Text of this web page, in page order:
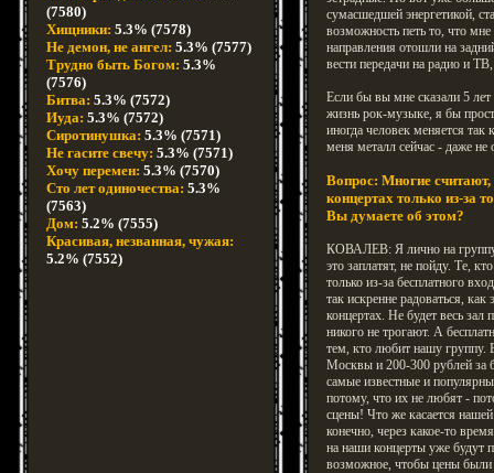
(7580)
Хищники: 5.3% (7578)
Не демон, не ангел: 5.3% (7577)
Трудно быть Богом: 5.3%
(7576)
Битва: 5.3% (7572)
Иуда: 5.3% (7572)
Сиротинушка: 5.3% (7571)
Не гасите свечу: 5.3% (7571)
Хочу перемен: 5.3% (7570)
Сто лет одиночества: 5.3%
(7563)
Дом: 5.2% (7555)
Красивая, незванная, чужая:
5.2% (7552)
сумасшедшей энергетикой,
возможность петь то, что
направления отошли на
вести передачи на радио и
Если бы вы мне сказали 5
жизнь рок-музыке, я бы
иногда человек меняется
меня металл сейчас - даже
Вопрос: Многие
концертах только из-за
Вы думаете об этом?
КОВАЛЕВ: Я лично на группу,
это заплатят, не пойду. Те,
только из-за бесплатного
так искренне радоваться,
концертах. Не будет весь
никого не трогают. А
тем, кто любит нашу группу.
Москвы и 200-300 рублей за
самые известные и
потому, что их не любят -
сцены! Что же касается
конечно, через какое-то
на наши концерты уже будут
возможное, чтобы цены были